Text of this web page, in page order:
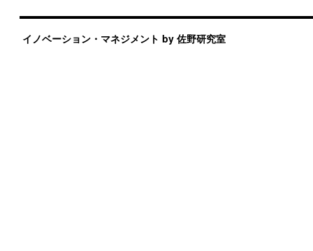
イノベーション・マネジメント by 佐野研究室